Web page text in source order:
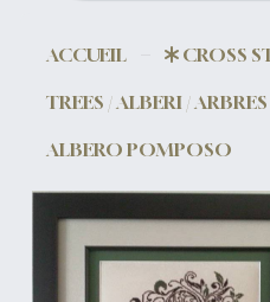
ACCUEIL
CROSS
TREES / ALBERI / ARBRES
ALBERO POMPOSO